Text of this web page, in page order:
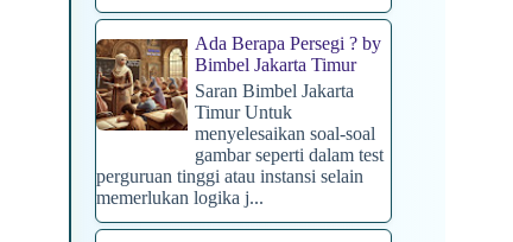
Ada Berapa Persegi ? by
Bimbel Jakarta Timur
Saran Bimbel Jakarta
Timur Untuk
menyelesaikan soal-soal
gambar seperti dalam test
perguruan tinggi atau instansi selain
memerlukan logika j...